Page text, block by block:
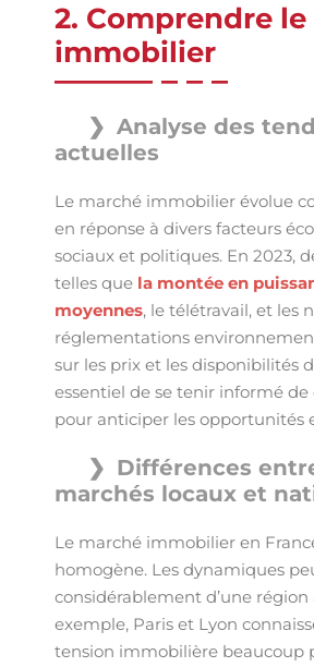
2. Comprendre
immobilier
Analyse des
actuelles
Le marché immobilier évolue
en réponse à divers facteurs
sociaux et politiques. En 2023,
telles que la montée en
moyennes, le télétravail, et les
réglementations
sur les prix et les disponibilités
essentiel de se tenir informé de
pour anticiper les opportunités
Différences
marchés locaux et
Le marché immobilier en
homogène. Les dynamiques
considérablement d’une région
exemple, Paris et Lyon
tension immobilière beaucoup